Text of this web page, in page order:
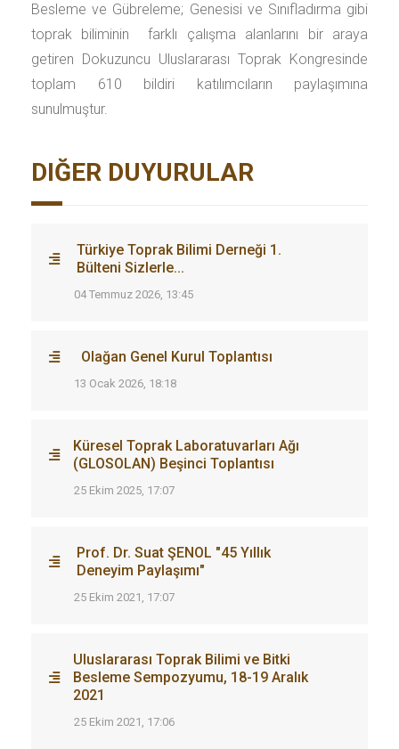
Besleme ve Gübreleme; Genesisi ve Sınıfladırma gibi
toprak biliminin farklı çalışma alanlarını bir araya
getiren Dokuzuncu Uluslararası Toprak Kongresinde
toplam 610 bildiri katılımcıların paylaşımına
sunulmuştur.
DIĞER DUYURULAR
Türkiye Toprak Bilimi Derneği 1.
Bülteni Sizlerle...
04 Temmuz 2026, 13:45
Olağan Genel Kurul Toplantısı
13 Ocak 2026, 18:18
Küresel Toprak Laboratuvarları Ağı
(GLOSOLAN) Beşinci Toplantısı
25 Ekim 2025, 17:07
Prof. Dr. Suat ŞENOL "45 Yıllık
Deneyim Paylaşımı"
25 Ekim 2021, 17:07
Uluslararası Toprak Bilimi ve Bitki
Besleme Sempozyumu, 18-19 Aralık
2021
25 Ekim 2021, 17:06